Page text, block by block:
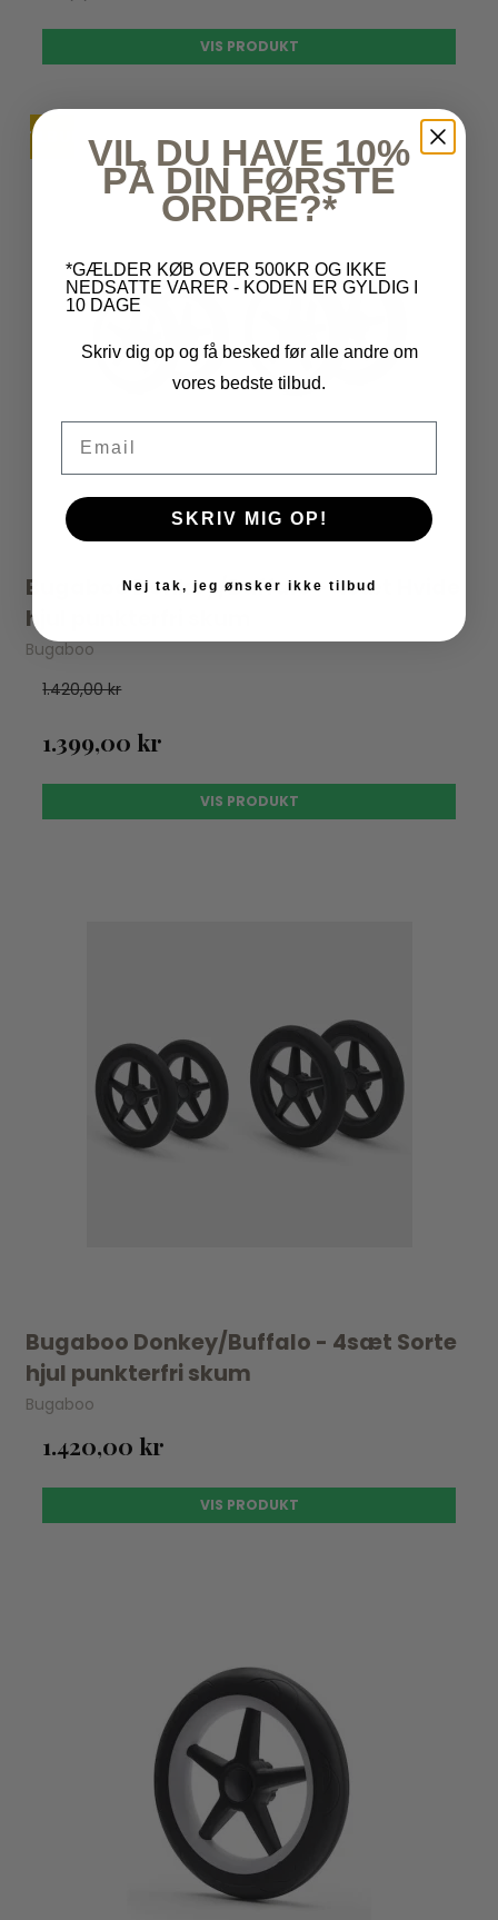
VIS PRODUKT
TILBUDUDSOLGT
Bugaboo Donkey/Buffalo - 4sæt Hvide
hjul punkterfri skum
Bugaboo
1.420,00 kr
1.399,00 kr
VIS PRODUKT
Bugaboo Donkey/Buffalo - 4sæt Sorte
hjul punkterfri skum
Bugaboo
1.420,00 kr
VIS PRODUKT
VIL DU HAVE 10%
PÅ DIN FØRSTE
ORDRE?*
*GÆLDER KØB OVER 500KR OG IKKE
NEDSATTE VARER - KODEN ER GYLDIG I
10 DAGE
Skriv dig op og få besked før alle andre om
vores bedste tilbud.
SKRIV MIG OP!
Nej tak, jeg ønsker ikke tilbud